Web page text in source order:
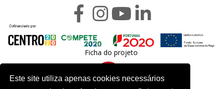
Este site utiliza apenas cookies necessários
Ficha do projeto